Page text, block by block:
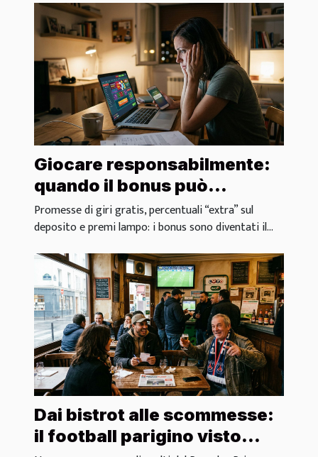
Giocare responsabilmente:
quando il bonus può
diventare una trappola
Promesse di giri gratis, percentuali “extra” sul
deposito e premi lampo: i bonus sono diventati il...
Dai bistrot alle scommesse:
il football parigino visto